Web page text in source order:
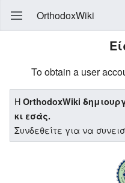
OrthodoxWiki
To obtain a user
ΗOrthodoxWiki
κι εσάς.
Συνδεθείτε για να